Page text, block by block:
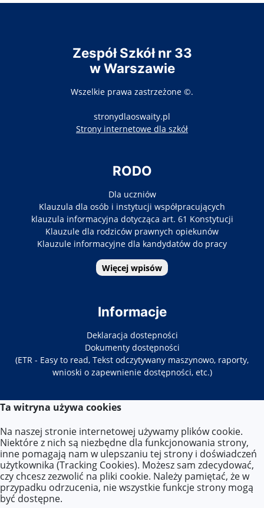
Zespół Szkół nr 33
w Warszawie
Wszelkie prawa zastrzeżone ©.
stronydlaoswaity.pl
Strony internetowe dla szkółotwiera się w
RODO
Dla uczniów
Klauzula dla osób i instytucji współpracujących
klauzula informacyjna dotycząca art. 61 Konstytucji
Klauzule dla rodziców prawnych opiekunów
Klauzule informacyjne dla kandydatów do pracy
Więcej wpisów
Informacje
Deklaracja dostepności
Dokumenty dostępności
(ETR - Easy to read, Tekst odczytywany maszynowo, raporty,
wnioski o zapewnienie dostępności, etc.)
Kontakt
Tel. 22-619-34-86/87
E-mail: zs33@eduwarszawa.pl
Lokalizacja
Ta witryna używa cookies
Na naszej stronie internetowej używamy plików cookie.
Niektóre z nich są niezbędne dla funkcjonowania strony,
inne pomagają nam w ulepszaniu tej strony i doświadczeń
użytkownika (Tracking Cookies). Możesz sam zdecydować,
czy chcesz zezwolić na pliki cookie. Należy pamiętać, że w
przypadku odrzucenia, nie wszystkie funkcje strony mogą
być dostępne.